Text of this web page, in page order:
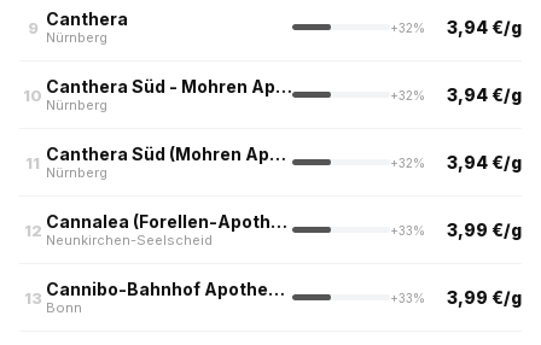
9 Canthera
Nürnberg
+32% 3,94 €/g
10 Canthera Süd - Mohren Apotheke Südstadt
Nürnberg
+32% 3,94 €/g
11 Canthera Süd (Mohren Apotheke, Nürnberg)
Nürnberg
+32% 3,94 €/g
12 Cannalea (Forellen-Apotheke, Neunkirchen-Seelscheid)
Neunkirchen-Seelscheid
+33% 3,99 €/g
13 Cannibo-Bahnhof Apotheke Bonn
Bonn
+33% 3,99 €/g